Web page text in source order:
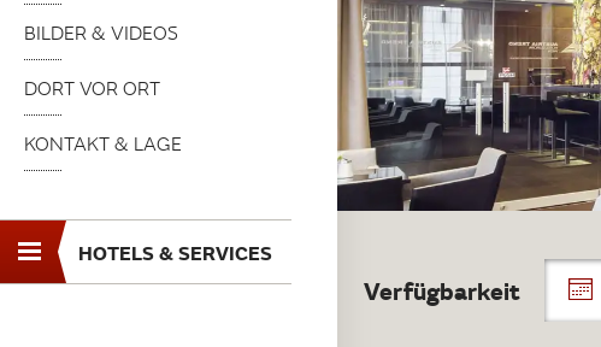
BILDER & VIDEOS
DORT VOR ORT
KONTAKT & LAGE
Toggle
navigation
HOTELS & SERVICES
Verfügbarkeit